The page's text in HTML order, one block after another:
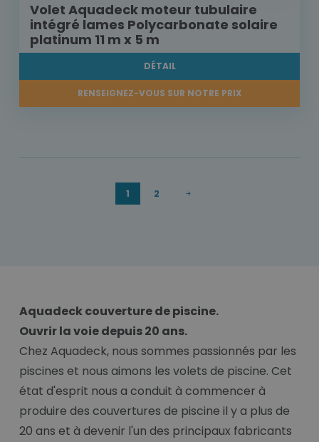
Volet Aquadeck moteur tubulaire
intégré lames Polycarbonate solaire
platinum 11 m x 5 m
DÉTAIL
RENSEIGNEZ-VOUS SUR NOTRE PRIX
1 2
Aquadeck couverture de piscine.
Ouvrir la voie depuis 20 ans.
Chez Aquadeck, nous sommes passionnés par les
piscines et nous aimons les volets de piscine. Cet
état d'esprit nous a conduit à commencer à
produire des couvertures de piscine il y a plus de
20 ans et à devenir l'un des principaux fabricants